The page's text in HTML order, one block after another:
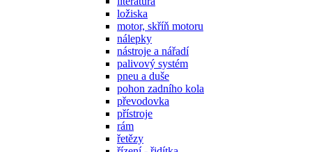
ložiska
motor, skříň motoru
nálepky
nástroje a nářadí
palivový systém
pneu a duše
pohon zadního kola
převodovka
přístroje
rám
řetězy